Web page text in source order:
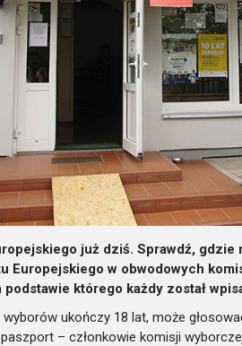
już dziś. Sprawdź, gdzie
Europejskiego w obwodowych
podstawie którego każdy został
wyborów ukończy 18 lat, może
– członkowie komisji